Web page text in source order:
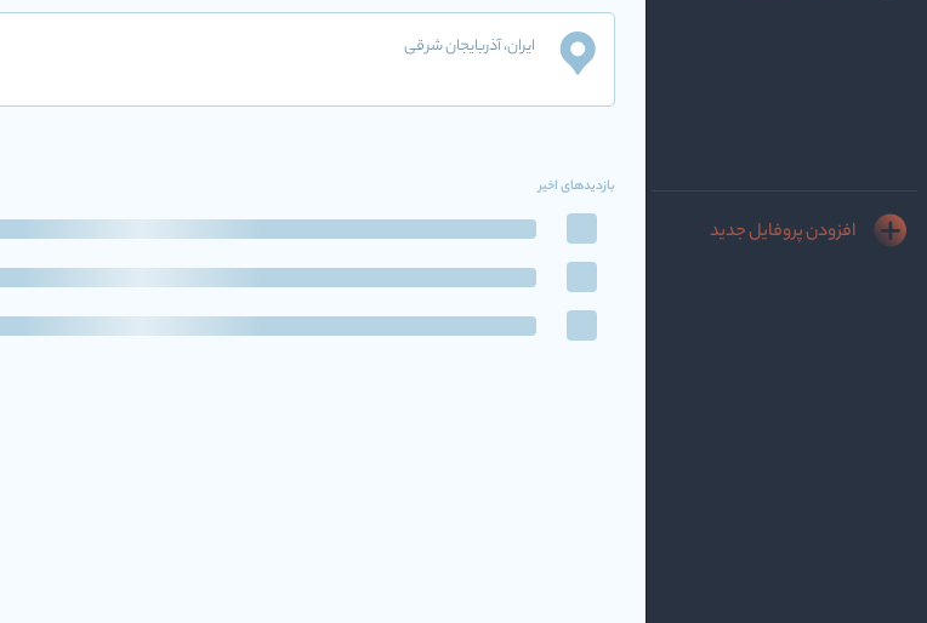
افزودن پروفایل جدید
ایران، آذربایجان شرقی
بازدیدهای اخیر